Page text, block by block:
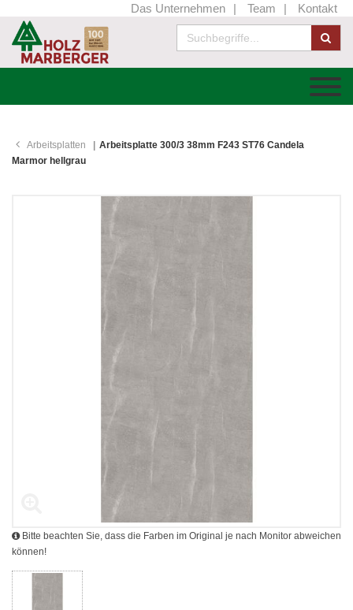
Das Unternehmen Team Kontakt
Arbeitsplatten
Arbeitsplatte 300/3 38mm F243 ST76 Candela
Marmor hellgrau
Bitte beachten Sie, dass die Farben im Original je nach Monitor abweichen
können!